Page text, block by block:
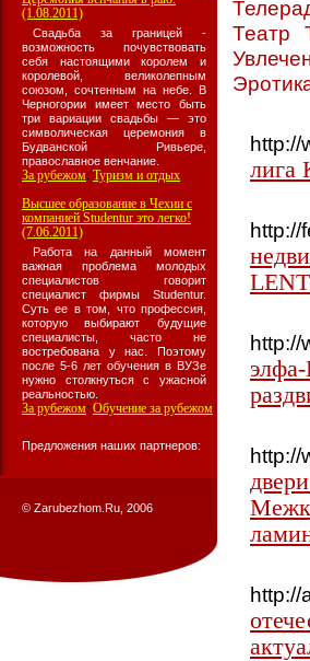
(1.08.2011)
Свадьба за границей -
возможность почувствовать
себя настоящими королем и
королевой, великолепным
союзом, сочтенным на небе. В
Черногории имеет место быть
три вариации свадьбы — это
символическая церемония в
Будванской Ривьере,
православное венчание.
За рубежом: Туризм и отдых
Высшее образование в Чехии с
компанией Studentur это легко!
(7.06.2011)
Работа на данный момент
важная проблема молодых
специалистов говорит
специалист фирмы Studentur.
Суть ее в том, что профессия,
которую выбирают будущие
специалисты, часто не
востребована у нас. Поэтому
после 5-6 лет обучения в ВУЗе
нужно столкнуться с ужасной
реальностью.
За рубежом: Обучение за рубежом
Предложения наших партнеров:
© Zarubezhom.Ru, 2006
Театр
http://
http://
http://
http://
http://